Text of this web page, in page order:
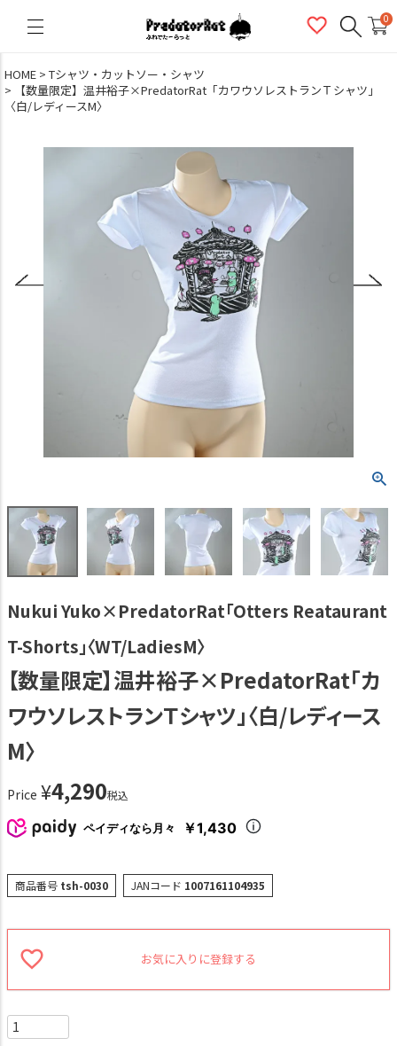
0
HOME
Tシャツ・カットソー・シャツ
【数量限定】温井裕子×PredatorRat「カワウソレストランＴシャツ」
〈白/レディースM〉
Nukui Yuko×PredatorRat「Otters Reataurant
T-Shorts」〈WT/LadiesM〉
【数量限定】温井裕子×PredatorRat「カ
ワウソレストランＴシャツ」〈白/レディース
M〉
Price ¥4,290税込
ペイディなら月々 ￥1,430
商品番号 tsh-0030 JANコード 1007161104935
お気に入りに登録する